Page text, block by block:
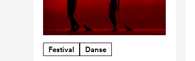
Festival Danse